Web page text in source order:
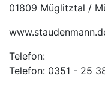
01809 Müglitztal /
Telefon:
Telefon: 0351 - 25